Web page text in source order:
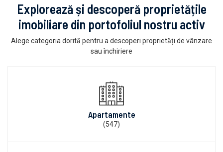
Explorează și descoperă proprietățile
imobiliare din portofoliul nostru activ
Alege categoria dorită pentru a descoperi proprietăți de vânzare
sau închiriere
Apartamente
(547)